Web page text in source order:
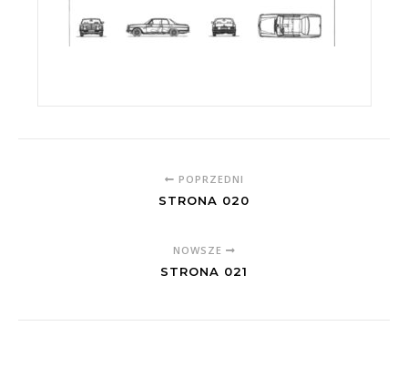
POPRZEDNI
STRONA 020
NOWSZE
STRONA 021